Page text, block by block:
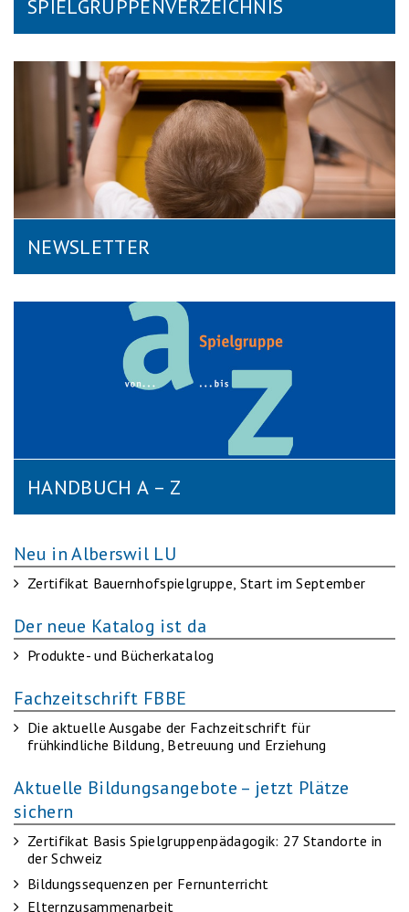
SPIELGRUPPENVERZEICHNIS
NEWSLETTER
HANDBUCH A – Z
Neu in Alberswil LU
Zertifikat Bauernhofspielgruppe, Start im September
Der neue Katalog ist da
Produkte- und Bücherkatalog
Fachzeitschrift FBBE
Die aktuelle Ausgabe der Fachzeitschrift für
frühkindliche Bildung, Betreuung und Erziehung
Aktuelle Bildungsangebote – jetzt Plätze
sichern
Zertifikat Basis Spielgruppenpädagogik: 27 Standorte in
der Schweiz
Bildungssequenzen per Fernunterricht
Elternzusammenarbeit